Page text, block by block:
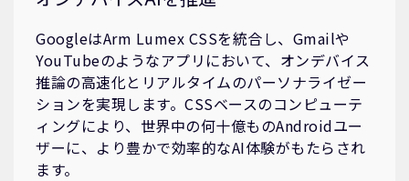
GoogleはArm Lumex CSSを統合し、Gmailや
YouTubeのようなアプリにおいて、オンデバイス
推論の高速化とリアルタイムのパーソナライゼー
ションを実現します。CSSベースのコンピューテ
ィングにより、世界中の何十億ものAndroidユー
ザーに、より豊かで効率的なAI体験がもたらされ
ます。